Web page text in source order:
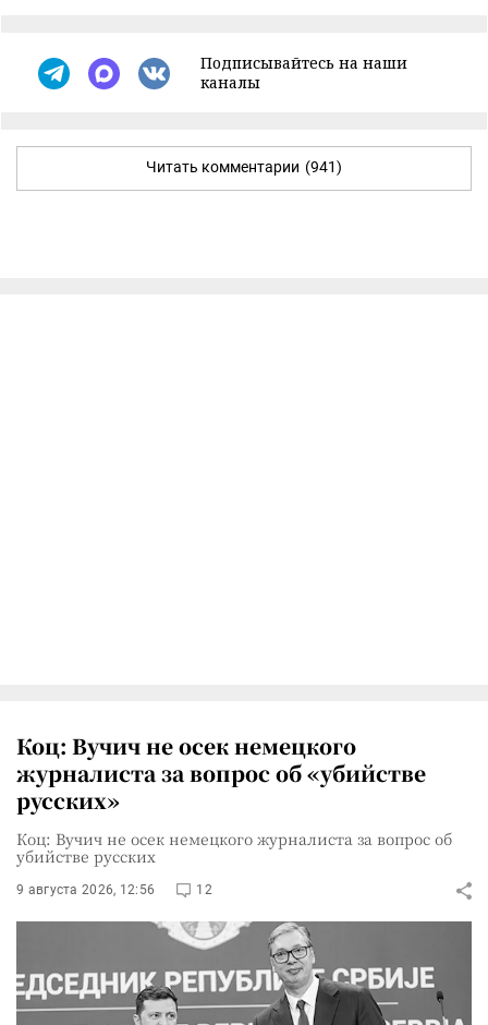
Подписывайтесь на наши
каналы
Читать комментарии (941)
Коц: Вучич не осек немецкого
журналиста за вопрос об «убийстве
русских»
Коц: Вучич не осек немецкого журналиста за вопрос об
убийстве русских
9 августа 2026, 12:56 12